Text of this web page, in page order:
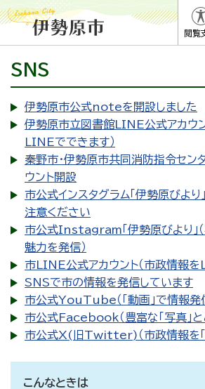
閲覧
SNS
伊勢原市公式noteを開設しました
伊勢原市立図書館LINE公式アカウ
LINEでできます）
秦野市・伊勢原市共同消防指令セ
ウント開設
市公式インスタグラム「伊勢原びより
注意ください
市公式Instagram「伊勢原びより」
魅力を発信）
市LINE公式アカウント（市政情報を
SNSで市の情報を発信しています
市公式YouTube（「動画」で情報発
市公式Facebook（豊富な「写真」と
市公式X(旧Twitter)（市政情報を「
こんなときは